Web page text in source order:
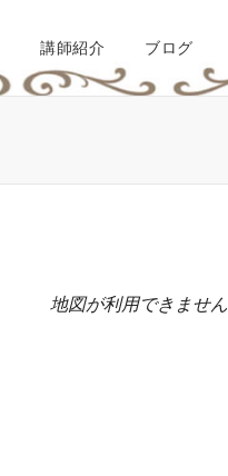
講師紹介 ブログ
地図が利用できません